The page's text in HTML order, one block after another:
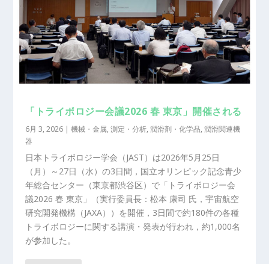
「トライボロジー会議2026 春 東京」開催される
6月 3, 2026 |機械・金属,測定・分析,潤滑剤・化学品,潤滑関連機
器
日本トライボロジー学会（JAST）は2026年5月25日
（月）～27日（水）の3日間，国立オリンピック記念青少
年総合センター（東京都渋谷区）で「トライボロジー会
議2026 春 東京」（実行委員長：松本 康司 氏，宇宙航空
研究開発機構（JAXA））を開催，3日間で約180件の各種
トライボロジーに関する講演・発表が行われ，約1,000名
が参加した。